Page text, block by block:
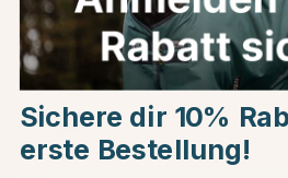
BR
Reithelm Theta Plus
Dazzling Glamourös
Glänzend
Schwarz/Gunmetal
€191.96 €239.95
Choose country
EU
Sichere dir 10%
erste Bestellung!